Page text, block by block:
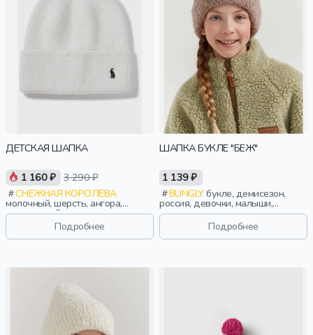
ДЕТСКАЯ ШАПКА
1 160 ₽ 3 290 ₽
СНЕЖНАЯ КОРОЛЕВА
молочный, шерсть, ангора,
вискоза, нейлон, зима, осень,
россия, логотип, девочки, дети
Подробнее
ШАПКА БУКЛЕ "БЕЖ"
1 139 ₽
BUNGLYбукле, демисезон,
россия, девочки, малыши,
дошкольники, дети
Подробнее